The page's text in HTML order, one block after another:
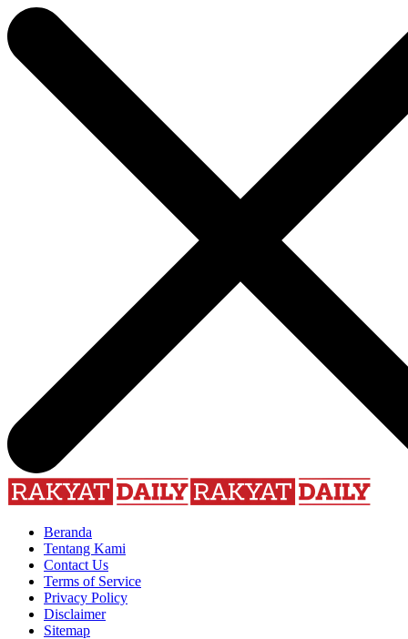
Beranda
Tentang Kami
Contact Us
Terms of Service
Privacy Policy
Disclaimer
Sitemap